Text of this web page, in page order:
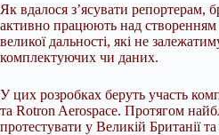
Як вдалося з’ясувати репортерам,
активно працюють над
великої дальності, які не
комплектуючих чи даних.
У цих розробках беруть участь
та Rotron Aerospace. Протягом
протестувати у Великій Британії та